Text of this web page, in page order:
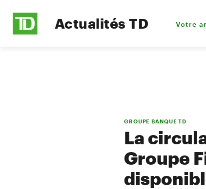
Actualités TD Votre
GROUPE BANQUE TD
La
Groupe